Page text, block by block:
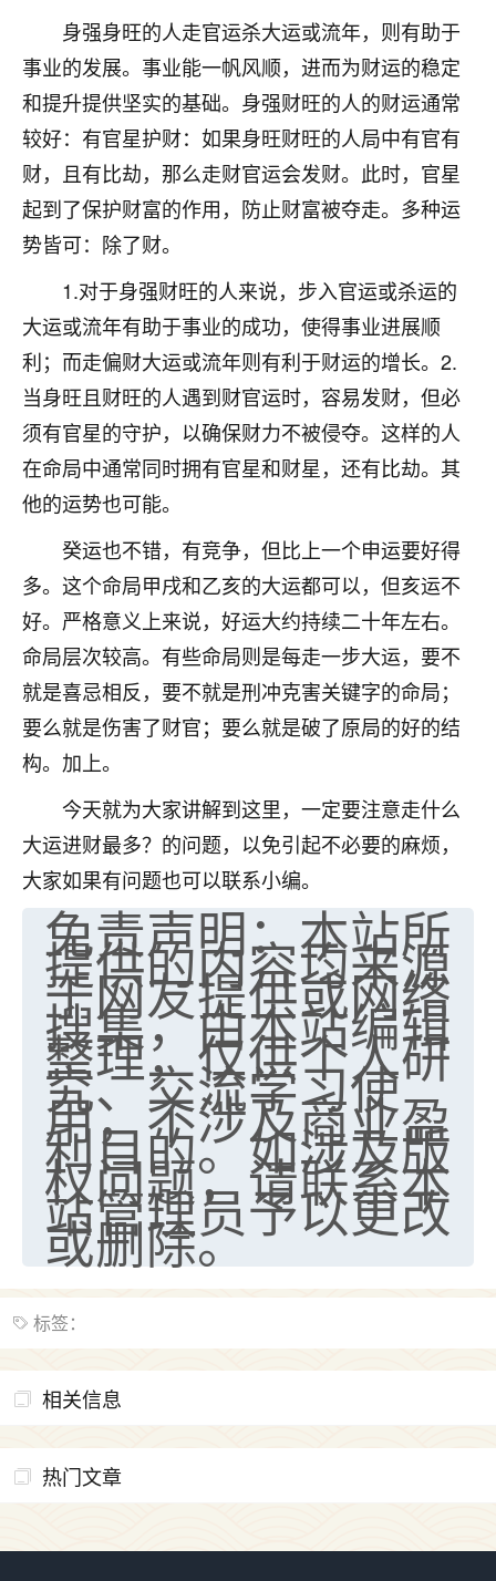
身强身旺的人走官运杀大运或流年，则有助于
事业的发展。事业能一帆风顺，进而为财运的稳定
和提升提供坚实的基础。身强财旺的人的财运通常
较好：有官星护财：如果身旺财旺的人局中有官有
财，且有比劫，那么走财官运会发财。此时，官星
起到了保护财富的作用，防止财富被夺走。多种运
势皆可：除了财。
1.对于身强财旺的人来说，步入官运或杀运的
大运或流年有助于事业的成功，使得事业进展顺
利；而走偏财大运或流年则有利于财运的增长。2.
当身旺且财旺的人遇到财官运时，容易发财，但必
须有官星的守护，以确保财力不被侵夺。这样的人
在命局中通常同时拥有官星和财星，还有比劫。其
他的运势也可能。
癸运也不错，有竞争，但比上一个申运要好得
多。这个命局甲戌和乙亥的大运都可以，但亥运不
好。严格意义上来说，好运大约持续二十年左右。
命局层次较高。有些命局则是每走一步大运，要不
就是喜忌相反，要不就是刑冲克害关键字的命局；
要么就是伤害了财官；要么就是破了原局的好的结
构。加上。
今天就为大家讲解到这里，一定要注意走什么
大运进财最多？的问题，以免引起不必要的麻烦，
大家如果有问题也可以联系小编。
免责声明：本站所
提供的内容均来源
于网友提供或网络
搜集，由本站编辑
整理，仅供个人研
究、交流学习使
用，不涉及商业盈
利目的。如涉及版
权问题，请联系本
站管理员予以更改
或删除。
标签：
相关信息
热门文章
老师做不做超度法事？我想给我奶奶做超度，她今年
刚去世了。
七零老顽童：我母亲前年离世，刚开始我经常
做梦梦见她，后来也是朋友介绍，找到慧来老
师，安排了超度法事，做梦再也没有梦到过
了，一开始是半信半疑的，图个心安，给亡母
超度，现在看来，人不信也不行。
2天前 来自云南
优秀的张同学
老师收徒吗？？我对这些很感兴趣
2天前 来自山西